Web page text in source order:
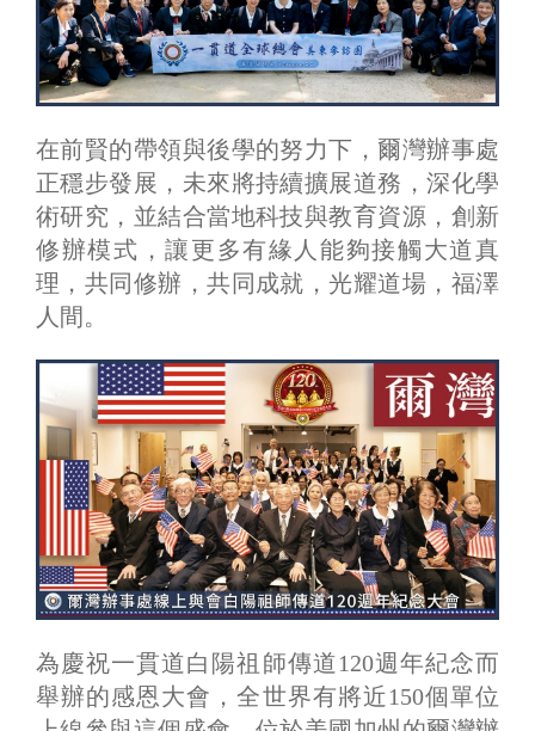
在前賢的帶領與後學的努力下，爾灣辦事處
正穩步發展，未來將持續擴展道務，深化學
術研究，並結合當地科技與教育資源，創新
修辦模式，讓更多有緣人能夠接觸大道真
理，共同修辦，共同成就，光耀道場，福澤
人間。
為慶祝一貫道白陽祖師傳道120週年紀念而
舉辦的感恩大會，全世界有將近150個單位